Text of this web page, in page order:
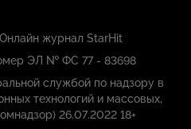
журнал StarHit
ЭЛ № ФС 77 - 83698
службой по надзору в
технологий и массовых,
26.07.2022 18+